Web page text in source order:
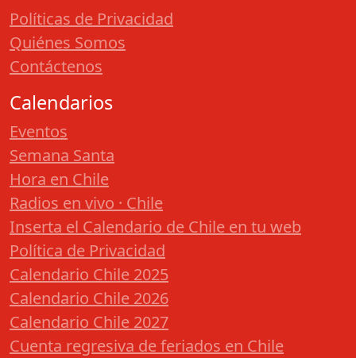
Políticas de Privacidad
Quiénes Somos
Contáctenos
Calendarios
Eventos
Semana Santa
Hora en Chile
Radios en vivo · Chile
Inserta el Calendario de Chile en tu web
Política de Privacidad
Calendario Chile 2025
Calendario Chile 2026
Calendario Chile 2027
Cuenta regresiva de feriados en Chile